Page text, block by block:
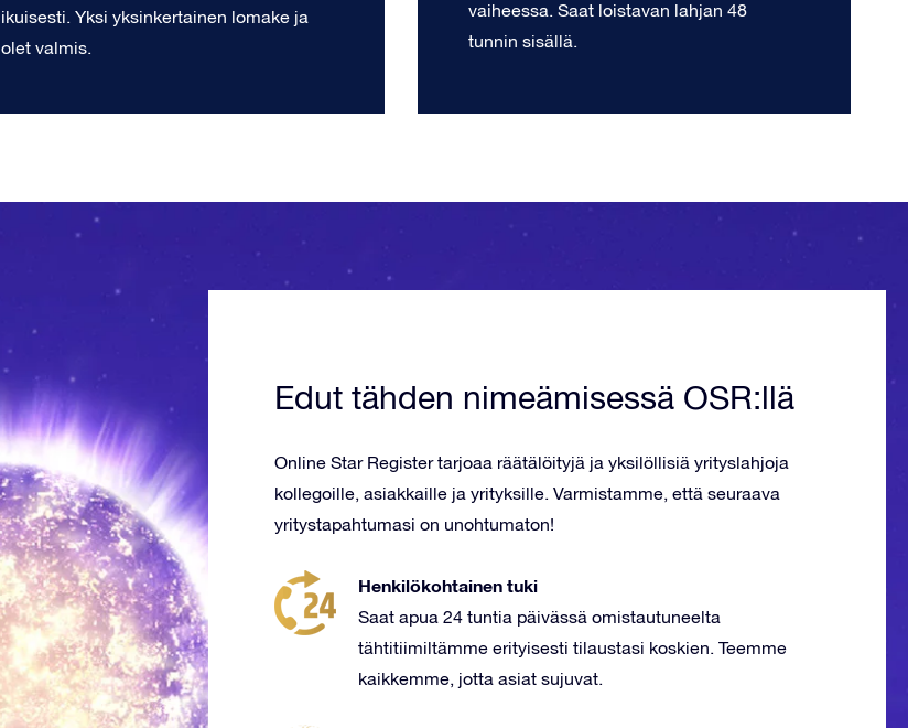
ikuisesti. Yksi yksinkertainen lomake ja
olet valmis.
vaiheessa. Saat loistavan lahjan 48
tunnin sisällä.
Edut tähden nimeämisessä OSR:llä
Online Star Register tarjoaa räätälöityjä ja yksilöllisiä yrityslahjoja
kollegoille, asiakkaille ja yrityksille. Varmistamme, että seuraava
yritystapahtumasi on unohtumaton!
Henkilökohtainen tuki
Saat apua 24 tuntia päivässä omistautuneelta
tähtitiimiltämme erityisesti tilaustasi koskien. Teemme
kaikkemme, jotta asiat sujuvat.